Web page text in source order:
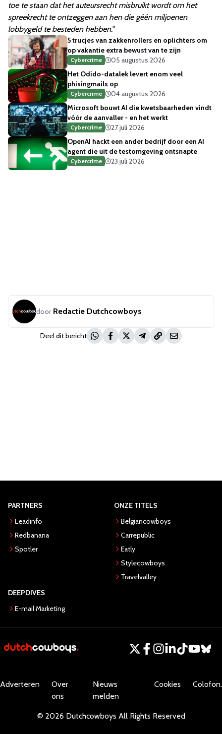
toe te staan dat het auteursrecht misbruikt wordt om het
spreekrecht te ontzeggen aan hen die géén miljoenen
lobbygeld te besteden hebben."
5 trucjes van zakkenrollers en oplichters om
op vakantie extra bewust van te zijn
Cybercrime
05 augustus 2026
Het Odido-datalek levert enom veel
phisingmails op
Cybercrime
04 augustus 2026
Microsoft bouwt AI die kwetsbaarheden vindt
vóór de aanvaller - en het werkt
Cybercrime
27 juli 2026
OpenAI hackt een ander bedrijf door een AI
agent die uit de testomgeving ontsnapte
Cybercrime 23 juli 2026
door Redactie Dutchcowboys
Deel dit bericht
PARTNERS
Leadinfo
Redbanana
Spotler
ONZE TITELS
Belgiancowboys
Carrepublic
Eatly
Stylecowboys
Travelvalley
DEEPDIVES
E-mail Marketing
Adverteren
Over
ons
Nieuws
melden
Cookies Colofon.
© 2026 Dutchcowboys All Rights Reserved